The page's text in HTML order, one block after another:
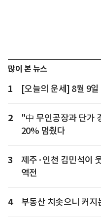
많이 본 뉴스
1 [오늘의 운세] 8월 9
2
"中 무인공장과 단가
20% 멈췄다
3
제주·인천 김민석이
역전
4 부동산 치솟으니 커지